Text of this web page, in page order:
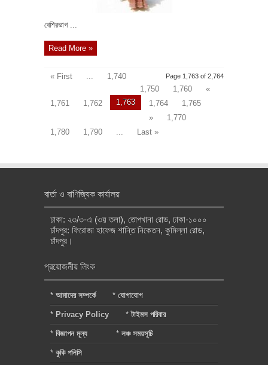
বেশিরভাগ ...
Read More »
Page 1,763 of 2,764
« First
1,740
1,750
1,760
«
1,761
1,762 1,763 1,764
1,765
»
1,770
1,780
1,790 Last »
বার্তা ও বাণিজ্যিক কার্যালয়
ঢাকা: ২৩/৩-এ (৩য় তলা), তোপখানা রোড, ঢাকা-১০০০
চাঁদপুর: ফিরোজা হাফেজ শান্তি নিকেতন, কুমিল্লা রোড,
চাঁদপুর।
প্রয়োজনীয় লিংক
* আমাদের সম্পর্কে * যোগাযোগ
* Privacy Policy *টাইমস পরিবার
* বিজ্ঞাপন মূল্য * লঞ্চ সময়সূচি
* কুকি পলিসি